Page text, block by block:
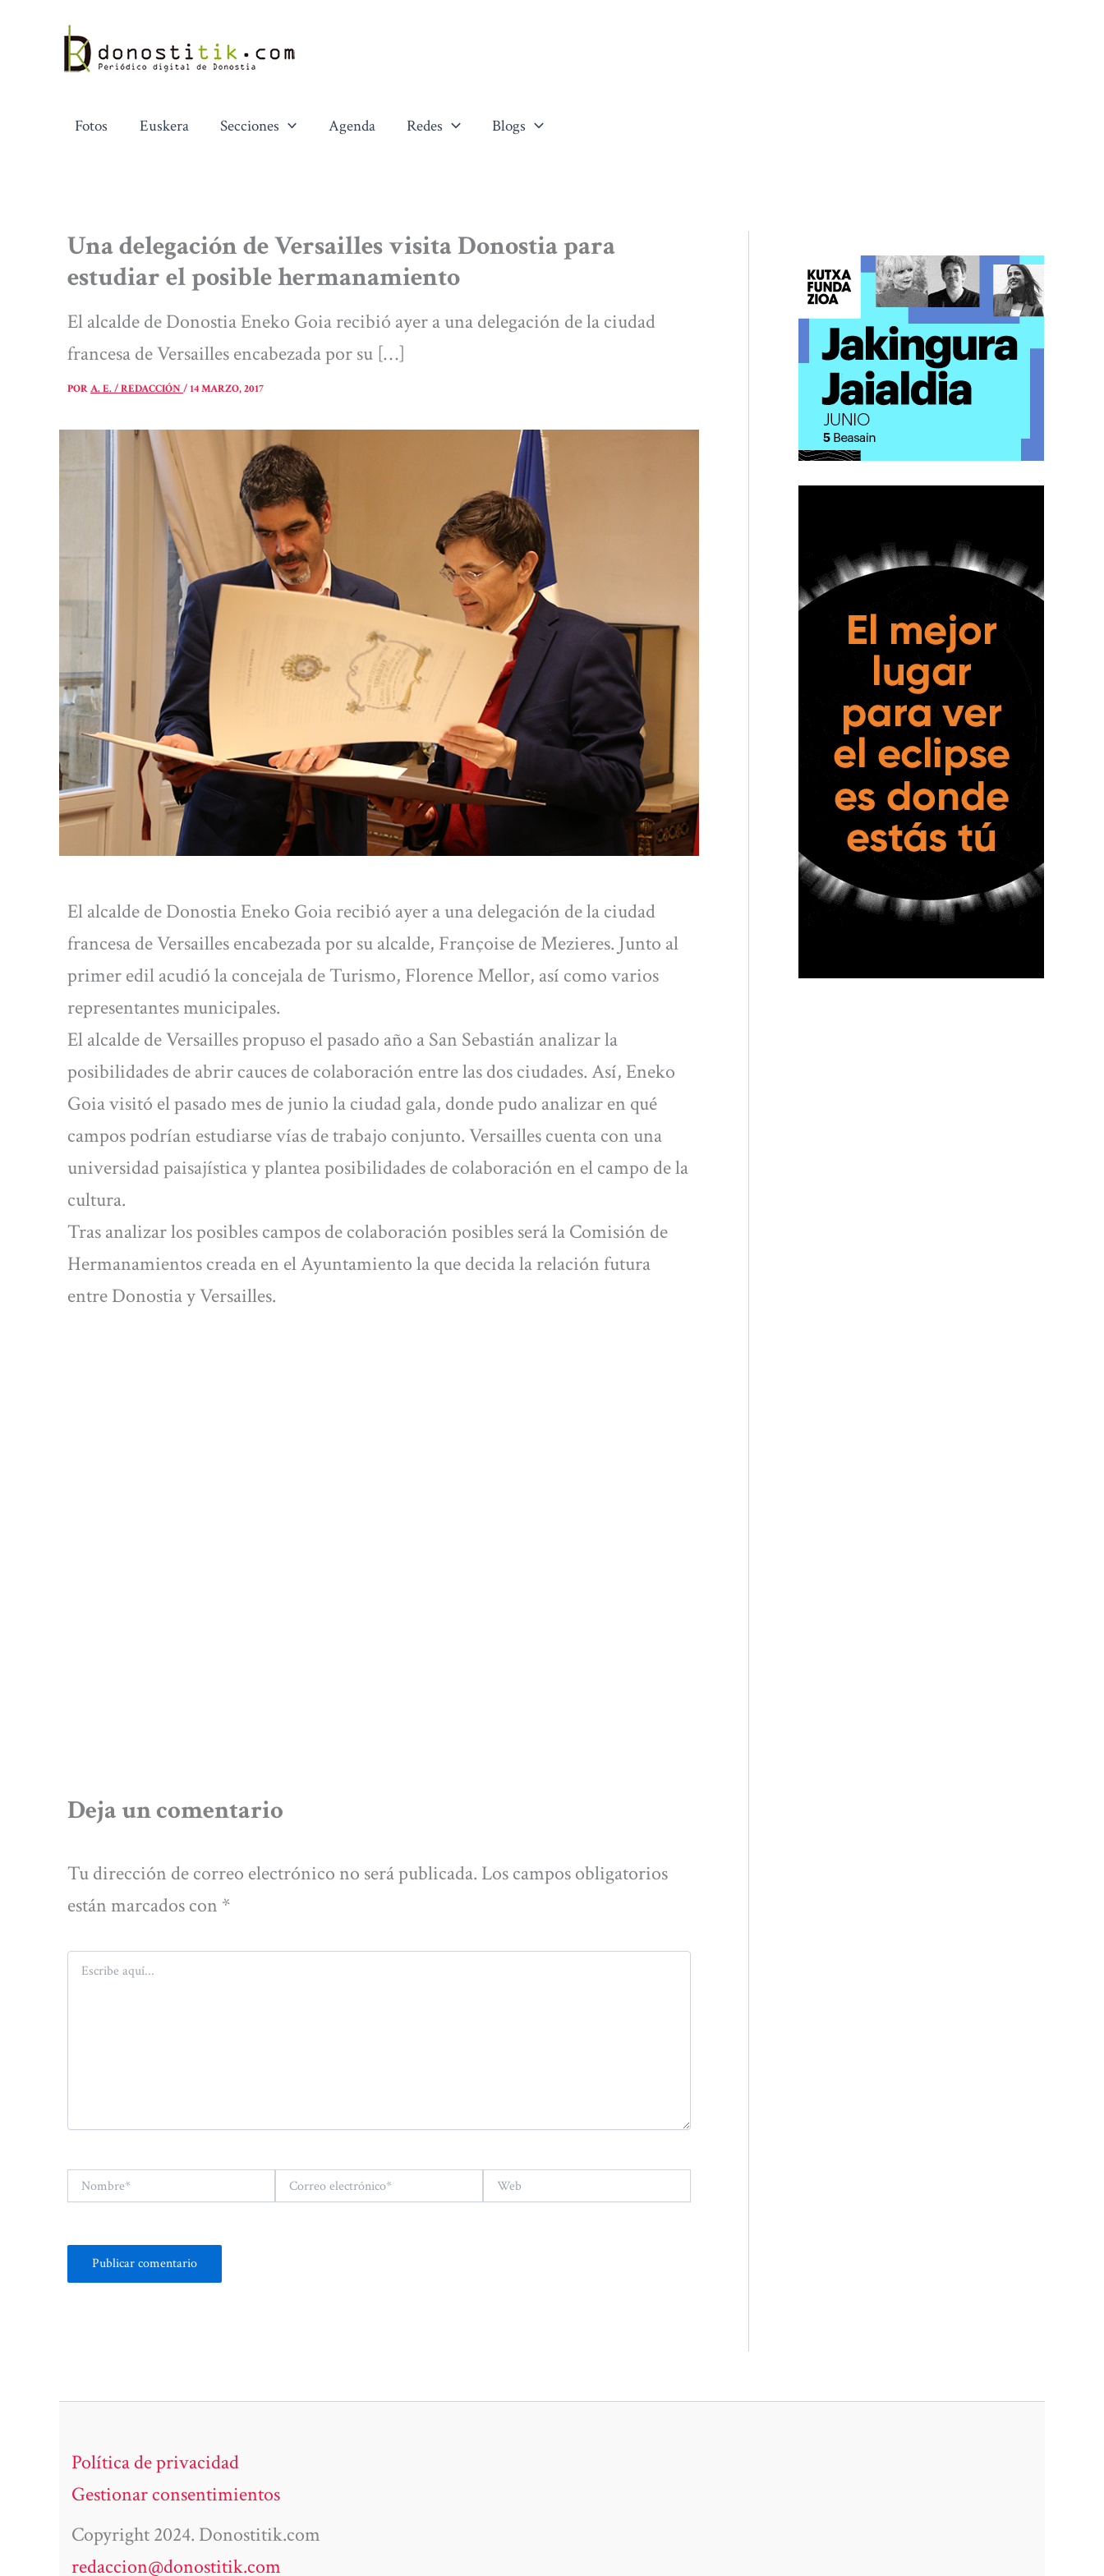
contenido
Fotos Euskera Secciones Agenda Redes Blogs
Una delegación de Versailles visita Donostia para
estudiar el posible hermanamiento
El alcalde de Donostia Eneko Goia recibió ayer a una delegación de la ciudad
francesa de Versailles encabezada por su […]
PORA. E. / REDACCIÓN/14 MARZO, 2017
El alcalde de Donostia Eneko Goia recibió ayer a una delegación de la ciudad
francesa de Versailles encabezada por su alcalde, Françoise de Mezieres. Junto al
primer edil acudió la concejala de Turismo, Florence Mellor, así como varios
representantes municipales.
El alcalde de Versailles propuso el pasado año a San Sebastián analizar la
posibilidades de abrir cauces de colaboración entre las dos ciudades. Así, Eneko
Goia visitó el pasado mes de junio la ciudad gala, donde pudo analizar en qué
campos podrían estudiarse vías de trabajo conjunto. Versailles cuenta con una
universidad paisajística y plantea posibilidades de colaboración en el campo de la
cultura.
Tras analizar los posibles campos de colaboración posibles será la Comisión de
Hermanamientos creada en el Ayuntamiento la que decida la relación futura
entre Donostia y Versailles.
Deja un comentario
Tu dirección de correo electrónico no será publicada. Los campos obligatorios
están marcados con *
aquí...
electrónico*
Política de privacidad
Gestionar consentimientos
Copyright 2024. Donostitik.com
redaccion@donostitik.com